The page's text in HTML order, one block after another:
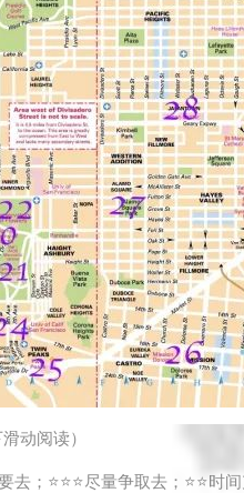
滑动阅读）
去；⭐️⭐️⭐️尽量争取去；⭐️⭐️时